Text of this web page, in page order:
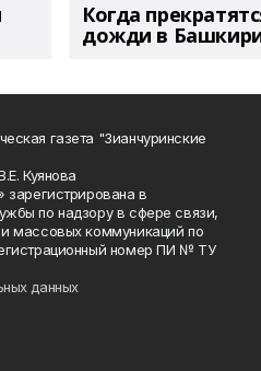
Когда
дожди в
газета "Зианчуринские
Куянова
зарегистрирована в
по надзору в сфере связи,
массовых коммуникаций по
номер ПИ № ТУ
данных